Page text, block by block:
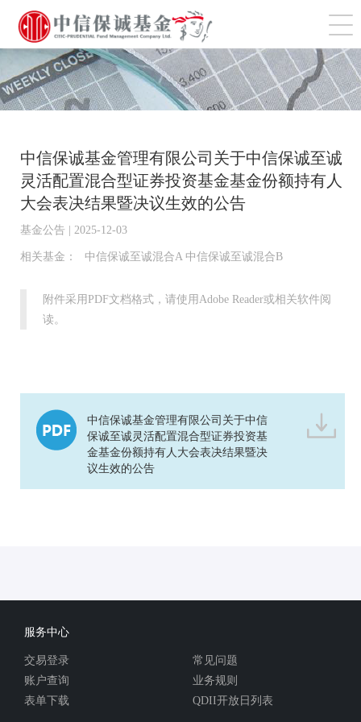
切
中信保诚基金管理有限公司关于中信保诚至诚
灵活配置混合型证券投资基金基金份额持有人
大会表决结果暨决议生效的公告
基金公告 | 2025-12-03
相关基金： 中信保诚至诚混合A 中信保诚至诚混合B
附件采用PDF文档格式，请使用Adobe Reader或相关软件阅
读。
中信保诚基金管理有限公司关于中信
保诚至诚灵活配置混合型证券投资基
金基金份额持有人大会表决结果暨决
议生效的公告
服务中心
交易登录
账户查询
表单下载
常见问题
业务规则
QDII开放日列表